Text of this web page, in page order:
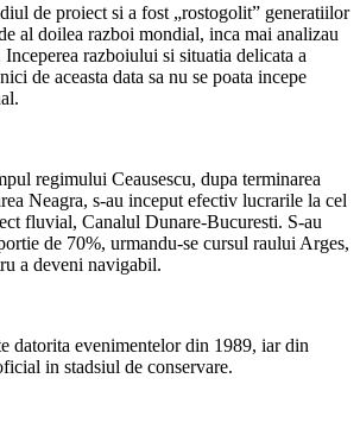
de proiect si a fost „rostogolit” generatiilor
al doilea razboi mondial, inca mai analizau
razboiului si situatia delicata a
de aceasta data sa nu se poata incepe
regimului Ceausescu, dupa terminarea
Neagra, s-au inceput efectiv lucrarile la cel
fluvial, Canalul Dunare-Bucuresti. S-au
de 70%, urmandu-se cursul raului Arges,
a deveni navigabil.
datorita evenimentelor din 1989, iar din
in stadsiul de conservare.